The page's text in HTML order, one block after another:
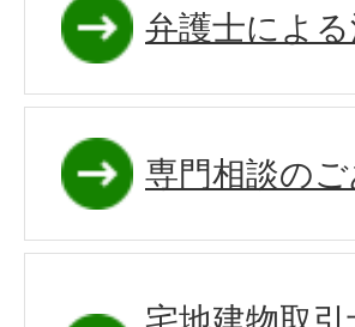
弁護士によ
専門相談の